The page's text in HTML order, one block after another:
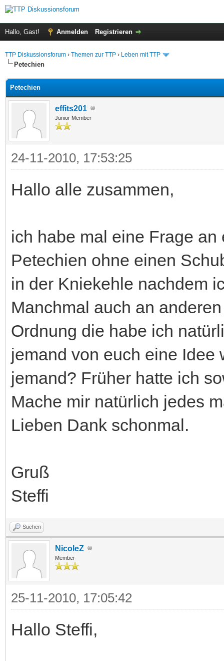
Hallo, Gast! Anmelden Registrieren
TTP Diskussionsforum › Themen zur TTP › Leben mit TTP
Petechien
Petechien
effits201
Junior Member
24-11-2010, 17:53:25
Hallo alle zusammen,
ich habe mal eine Frage
Petechien ohne einen
in der Kniekehle nachdem
Manchmal auch an
Ordnung die habe ich
jemand von euch eine Idee
jemand? Früher hatte ich
Mache mir natürlich jedes
Lieben Dank schonmal.
Gruß
Steffi
Suchen
NicoleZ
Member
25-11-2010, 17:05:42
Hallo Steffi,